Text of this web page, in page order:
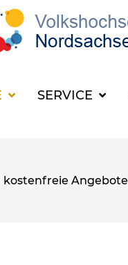
SERVICE
kostenfreie Angebote